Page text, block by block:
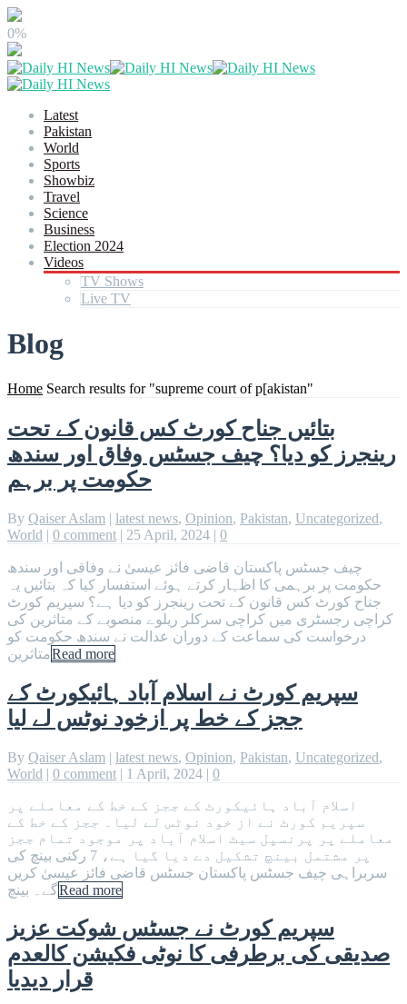
0%
Latest
Pakistan
World
Sports
Showbiz
Travel
Science
Business
Election 2024
Videos
TV Shows
Live TV
Blog
Home Search results for "supreme court of p[akistan"
بتائیں جناح کورٹ کس قانون کے تحت
رینجرز کو دیا؟ چیف جسٹس وفاق اور سندھ
حکومت پر برہم
By Qaiser Aslam | latest news, Opinion, Pakistan, Uncategorized,
World | 0 comment | 25 April, 2024 | 0
چیف جسٹس پاکستان قاضی فائز عیسیٰ نے وفاقی اور سندھ
حکومت پر برہمی کا اظہار کرتے ہوئے استفسار کیا کہ بتائیں یہ
جناح کورٹ کس قانون کے تحت رینجرز کو دیا ہے؟ سپریم کورٹ
کراچی رجسٹری میں کراچی سرکلر ریلوے منصوبے کے متاثرین کی
درخواست کی سماعت کے دوران عدالت نے سندھ حکومت کو
متاثرینRead more
سپریم کورٹ نے اسلام آباد ہائیکورٹ کے
ججز کے خط پر ازخود نوٹس لے لیا
By Qaiser Aslam | latest news, Opinion, Pakistan, Uncategorized,
World | 0 comment | 1 April, 2024 | 0
اسلام آباد ہائیکورٹ کے ججز کے خط کے معاملے پر
سپریم کورٹ نے از خود نوٹس لے لیا۔ ججز کے خط کے
معاملے پر پرنسپل سیٹ اسلام آباد پر موجود تمام ججز
پر مشتمل بینچ تشکیل دے دیا گیا ہے، 7 رکنی بینچ کی
سربراہی چیف جسٹس پاکستان جسٹس قاضی فائز عیسیٰ کریں
گے۔ بینچRead more
سپریم کورٹ نے جسٹس شوکت عزیز
صدیقی کی برطرفی کا نوٹی فکیشن کالعدم
قرار دیدیا